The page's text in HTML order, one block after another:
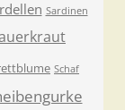
Sardinen
Schaf